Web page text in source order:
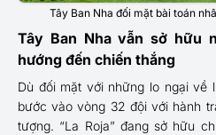
Tây Ban Nha đối mặt bài toán
Tây Ban Nha vẫn sở hữu
hướng đến chiến thắng
Dù đối mặt với những lo ngại về
bước vào vòng 32 đội với hành
tượng. “La Roja” đang sở hữu